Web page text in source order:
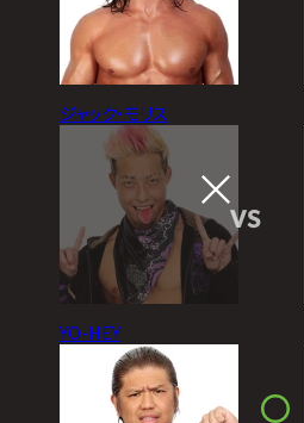
ジャック・モリス
YO-HEY
VS